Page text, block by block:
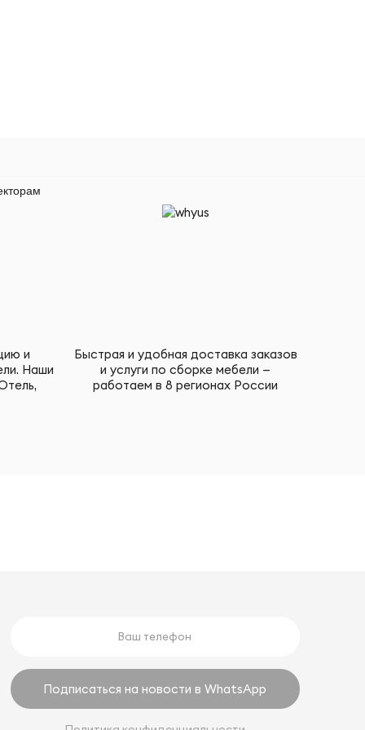
и
Наши
Быстрая и удобная доставка заказов
и услуги по сборке мебели —
работаем в 8 регионах России
Подписаться на новости в WhatsApp